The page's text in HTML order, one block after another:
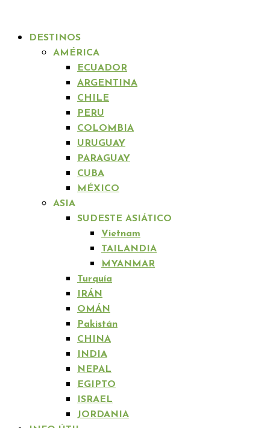
DESTINOS
AMÉRICA
ECUADOR
ARGENTINA
CHILE
PERU
COLOMBIA
URUGUAY
PARAGUAY
CUBA
MÉXICO
ASIA
SUDESTE ASIÁTICO
Vietnam
TAILANDIA
MYANMAR
Turquía
IRÁN
OMÁN
Pakistán
CHINA
INDIA
NEPAL
EGIPTO
ISRAEL
JORDANIA